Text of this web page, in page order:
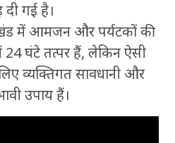
गई है।
में आमजन और पर्यटकों की
24 घंटे तत्पर हैं, लेकिन ऐसी
व्यक्तिगत सावधानी और
उपाय हैं।